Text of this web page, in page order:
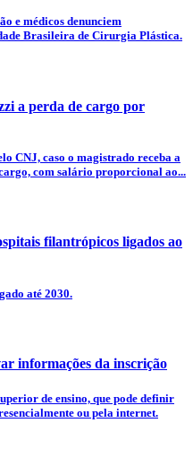
e médicos denunciem
Brasileira de Cirurgia Plástica.
a perda de cargo por
CNJ, caso o magistrado receba a
com salário proporcional ao...
filantrópicos ligados ao
até 2030.
informações da inscrição
de ensino, que pode definir
ou pela internet.